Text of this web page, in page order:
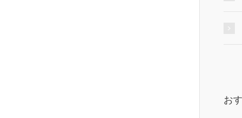
お